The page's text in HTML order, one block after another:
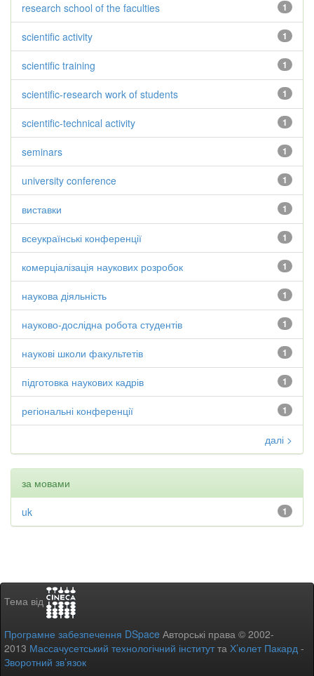
1
research school of the faculties
1
scientific activity
1
scientific training
1
scientific-research work of students
1
scientific-technical activity
1
seminars
1
university conference
1
виставки
1
всеукраїнські конференції
1
комерціалізація наукових розробок
1
наукова діяльність
1
науково-дослідна робота студентів
1
наукові школи факультетів
1
підготовка наукових кадрів
1
регіональні конференції
далі >
за мовами
1
uk
Тема від
Програмне забезпечення DSpace Авторські права © 2002-
2013 Массачусетський технологічний інститутта Х’юлет Пакард -
Зворотний зв’язок